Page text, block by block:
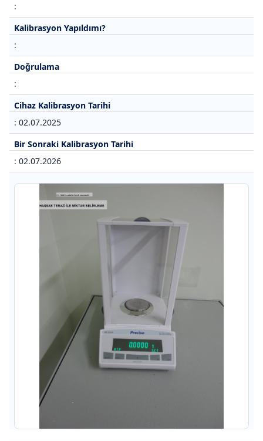
:
Kalibrasyon Yapıldımı?
:
Doğrulama
:
Cihaz Kalibrasyon Tarihi
: 02.07.2025
Bir Sonraki Kalibrasyon Tarihi
: 02.07.2026